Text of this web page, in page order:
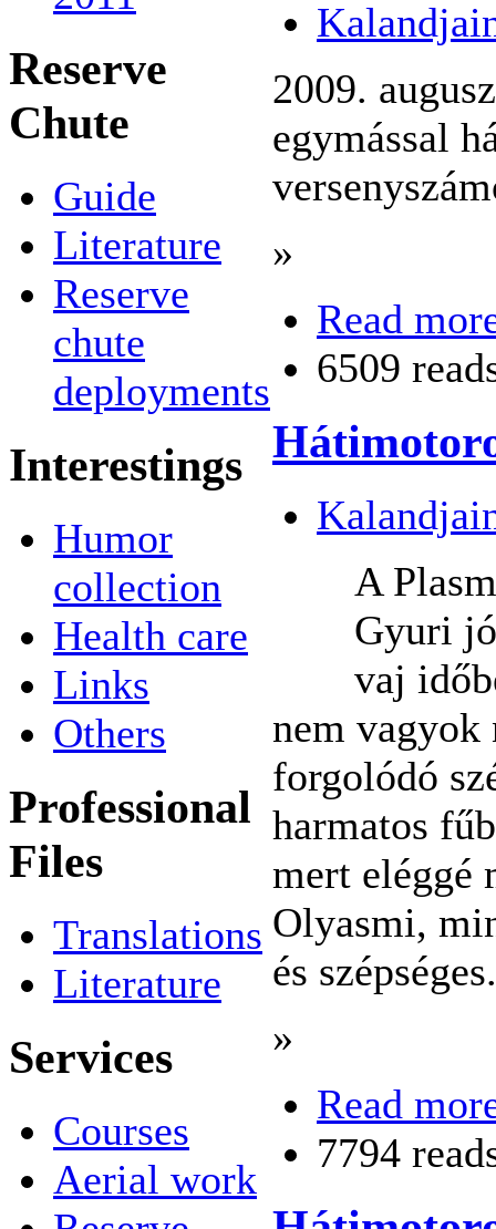
Reserve
Chute
Guide
Literature
Reserve
chute
deployments
Interestings
Humor
collection
Health care
Links
Others
Professional
Files
Translations
Literature
Services
Courses
Aerial work
2009.
egymással
»
Read
6509
A
Gyuri
vaj
nem vagyok
forgolódó
harmatos
mert eléggé
Olyasmi,
és
»
Read
7794